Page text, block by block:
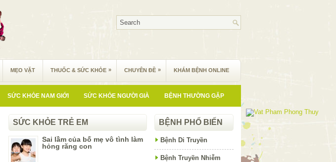
MẸO VẶT THUỐC & SỨC KHỎE » CHUYÊN ĐỀ » KHÁM BỆNH ONLINE
SỨC KHỎE NAM GIỚI SỨC KHỎE NGƯỜI GIÀ BỆNH THƯỜNG GẶP
SỨC KHỎE TRẺ EM
Sai lầm của bố mẹ vô tình làm
hỏng răng con
BỆNH PHỔ BIẾN
Bệnh Di Truyền
Bệnh Truyền Nhiễm